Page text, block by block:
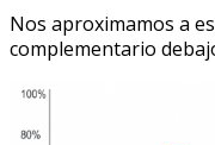
Nos aproximamos a
complementario